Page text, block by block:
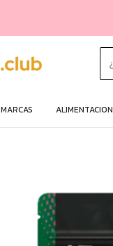
MARCAS ALIMENTACION